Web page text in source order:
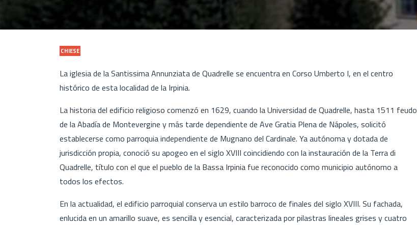
CHIESE
La iglesia de la Santissima Annunziata de Quadrelle se encuentra en Corso Umberto I, en el centro
histórico de esta localidad de la Irpinia.
La historia del edificio religioso comenzó en 1629, cuando la Universidad de Quadrelle, hasta 1511 feudo
de la Abadía de Montevergine y más tarde dependiente de Ave Gratia Plena de Nápoles, solicitó
establecerse como parroquia independiente de Mugnano del Cardinale. Ya autónoma y dotada de
jurisdicción propia, conoció su apogeo en el siglo XVIII coincidiendo con la instauración de la Terra di
Quadrelle, título con el que el pueblo de la Bassa Irpinia fue reconocido como municipio autónomo a
todos los efectos.
En la actualidad, el edificio parroquial conserva un estilo barroco de finales del siglo XVIII. Su fachada,
enlucida en un amarillo suave, es sencilla y esencial, caracterizada por pilastras lineales grises y cuatro